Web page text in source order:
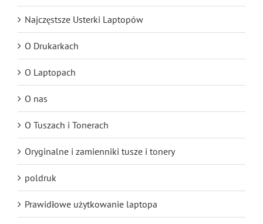
Najczęstsze Usterki Laptopów
O Drukarkach
O Laptopach
O nas
O Tuszach i Tonerach
Oryginalne i zamienniki tusze i tonery
poldruk
Prawidłowe użytkowanie laptopa